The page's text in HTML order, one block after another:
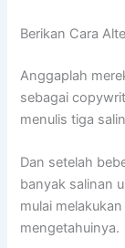
Berikan Cara
Anggaplah
sebagai
menulis tiga
Dan setelah
banyak salinan
mulai
mengetahuinya.